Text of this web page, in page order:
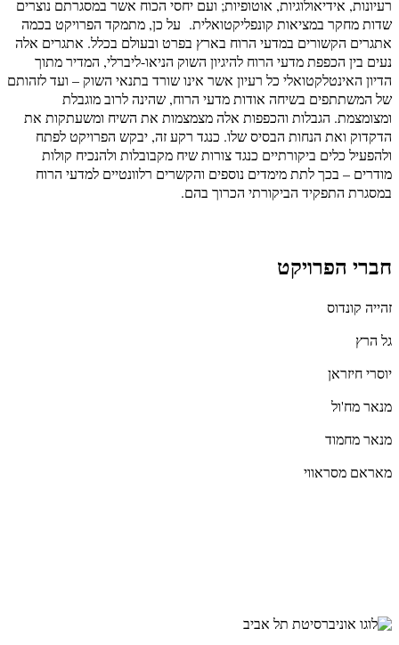
רעיונות, אידיאולוגיות, אוטופיות; ועם יחסי הכוח אשר במסגרתם נוצרים
שדות מחקר במציאות קונפליקטואלית. על כן, מתמקד הפרויקט בכמה
אתגרים הקשורים במדעי הרוח בארץ בפרט ובעולם בכלל. אתגרים אלה
נעים בין הכפפת מדעי הרוח להיגיון השוק הניאו-ליברלי, המדיר מתוך
הדיון האינטלקטואלי כל רעיון אשר אינו שורד בתנאי השוק – ועד לזהותם
של המשתתפים בשיחה אודות מדעי הרוח, שהינה לרוב מוגבלת
ומצומצמת. הגבלות והכפפות אלה מצמצמות את השיח ומשעתקות את
הדקדוק ואת הנחות הבסיס שלו. כנגד רקע זה, יבקש הפרויקט לפתח
ולהפעיל כלים ביקורתיים כנגד צורות שיח מקבובלות ולהנכיח קולות
מודרים – בכך לתת מימדים נוספים והקשרים רלוונטיים למדעי הרוח
במסגרת התפקיד הביקורתי הכרוך בהם.
חברי הפרויקט
זהייה קונדוס
גל הרץ
יוסרי חיזראן
מנאר מח'ול
מנאר מחמוד
מאראם מסראווי